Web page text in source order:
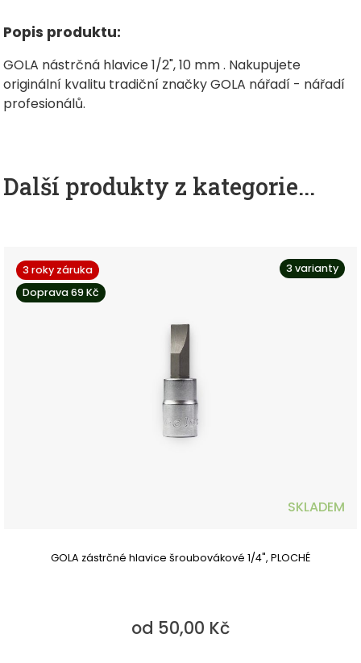
Popis produktu:
GOLA nástrčná hlavice 1/2", 10 mm . Nakupujete
originální kvalitu tradiční značky GOLA nářadí - nářadí
profesionálů.
Další produkty z kategorie...
3 varianty
3 roky záruka
Doprava 69 Kč
SKLADEM
GOLA zástrčné hlavice šroubovákové 1/4", PLOCHÉ
od 50,00 Kč